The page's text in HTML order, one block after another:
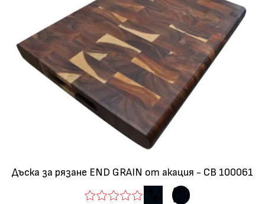
Дъска за рязане END GRAIN от акация - CB 100061